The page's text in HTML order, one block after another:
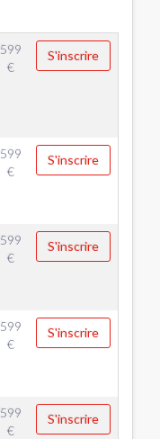
599
€
S'inscrire
599
€
S'inscrire
599
€
S'inscrire
599
€
S'inscrire
599
€
S'inscrire